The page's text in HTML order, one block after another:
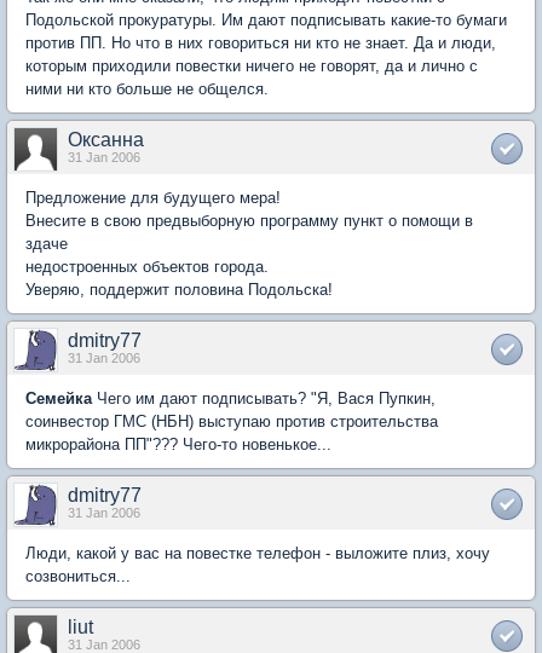
Подольской прокуратуры. Им дают подписывать какие-то бумаги
против ПП. Но что в них говориться ни кто не знает. Да и люди,
которым приходили повестки ничего не говорят, да и лично с
ними ни кто больше не общелся.
Оксанна
31 Jan 2006
Предложение для будущего мера!
Внесите в свою предвыборную программу пункт о помощи в
здаче
недостроенных объектов города.
Уверяю, поддержит половина Подольска!
dmitry77
31 Jan 2006
СемейкаЧего им дают подписывать? "Я, Вася Пупкин,
соинвестор ГМС (НБН) выступаю против строительства
микрорайона ПП"??? Чего-то новенькое...
dmitry77
31 Jan 2006
Люди, какой у вас на повестке телефон - выложите плиз, хочу
созвониться...
liut
31 Jan 2006